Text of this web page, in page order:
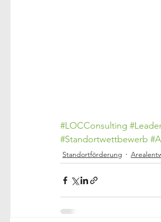
#LOCConsulting
#Standortwettbewerb
Standortförderung